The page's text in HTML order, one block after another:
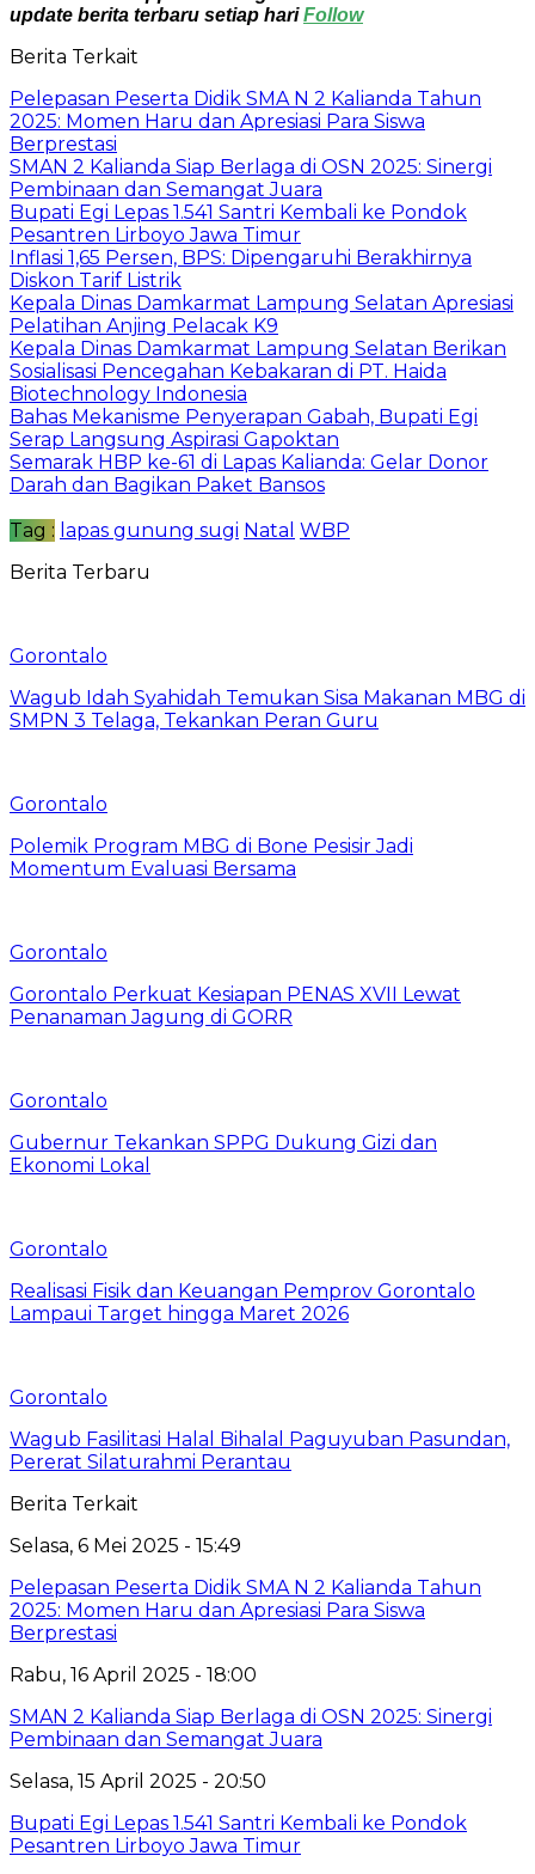
update berita terbaru setiap hariFollow
Berita Terkait
Pelepasan Peserta Didik SMA N 2 Kalianda Tahun
2025: Momen Haru dan Apresiasi Para Siswa
Berprestasi
SMAN 2 Kalianda Siap Berlaga di OSN 2025: Sinergi
Pembinaan dan Semangat Juara
Bupati Egi Lepas 1.541 Santri Kembali ke Pondok
Pesantren Lirboyo Jawa Timur
Inflasi 1,65 Persen, BPS: Dipengaruhi Berakhirnya
Diskon Tarif Listrik
Kepala Dinas Damkarmat Lampung Selatan Apresiasi
Pelatihan Anjing Pelacak K9
Kepala Dinas Damkarmat Lampung Selatan Berikan
Sosialisasi Pencegahan Kebakaran di PT. Haida
Biotechnology Indonesia
Bahas Mekanisme Penyerapan Gabah, Bupati Egi
Serap Langsung Aspirasi Gapoktan
Semarak HBP ke-61 di Lapas Kalianda: Gelar Donor
Darah dan Bagikan Paket Bansos
Tag : lapas gunung sugi Natal WBP
Berita Terbaru
Gorontalo
Wagub Idah Syahidah Temukan Sisa Makanan MBG di
SMPN 3 Telaga, Tekankan Peran Guru
Gorontalo
Polemik Program MBG di Bone Pesisir Jadi
Momentum Evaluasi Bersama
Gorontalo
Gorontalo Perkuat Kesiapan PENAS XVII Lewat
Penanaman Jagung di GORR
Gorontalo
Gubernur Tekankan SPPG Dukung Gizi dan
Ekonomi Lokal
Gorontalo
Realisasi Fisik dan Keuangan Pemprov Gorontalo
Lampaui Target hingga Maret 2026
Gorontalo
Wagub Fasilitasi Halal Bihalal Paguyuban Pasundan,
Pererat Silaturahmi Perantau
Berita Terkait
Selasa, 6 Mei 2025 - 15:49
Pelepasan Peserta Didik SMA N 2 Kalianda Tahun
2025: Momen Haru dan Apresiasi Para Siswa
Berprestasi
Rabu, 16 April 2025 - 18:00
SMAN 2 Kalianda Siap Berlaga di OSN 2025: Sinergi
Pembinaan dan Semangat Juara
Selasa, 15 April 2025 - 20:50
Bupati Egi Lepas 1.541 Santri Kembali ke Pondok
Pesantren Lirboyo Jawa Timur